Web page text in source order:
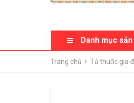
Danh mục
Trang chủ Tủ thuốc gia